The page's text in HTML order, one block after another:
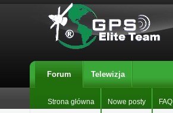
Forum
Strona główna Nowe posty FAQ
Telewizja